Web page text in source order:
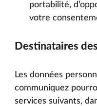
portabilité,
votre
Destinataires
Les données
communiquez
services suivants,